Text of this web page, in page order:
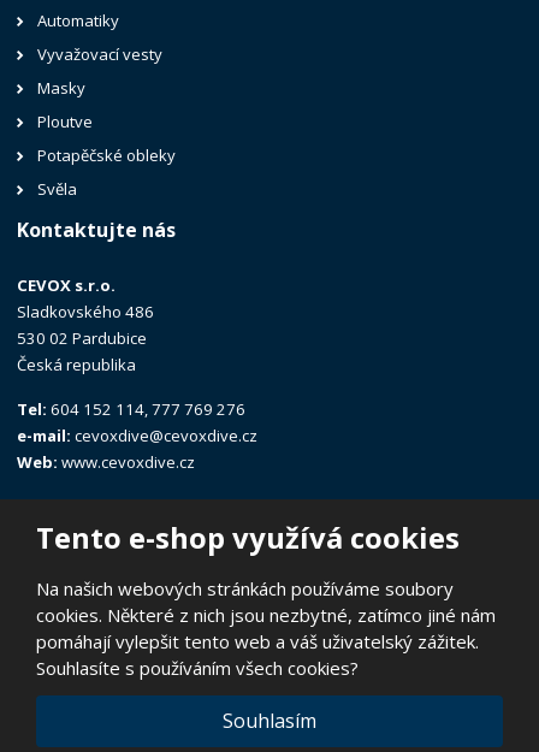
Tento e-shop využívá cookies
Na našich webových stránkách používáme soubory
cookies. Některé z nich jsou nezbytné, zatímco jiné nám
pomáhají vylepšit tento web a váš uživatelský zážitek.
Souhlasíte s používáním všech cookies?
Souhlasím
Automatiky
Vyvažovací vesty
Masky
Ploutve
Potapěčské obleky
Svěla
Kontaktujte nás
CEVOX s.r.o.
Sladkovského 486
530 02 Pardubice
Česká republika
Tel:604 152 114, 777 769 276
e-mail: cevoxdive@cevoxdive.cz
Web: www.cevoxdive.cz
© 2026, CEVOX s.r.o.
Prohlášení o přístupnosti
Ochrana osobních údajů |